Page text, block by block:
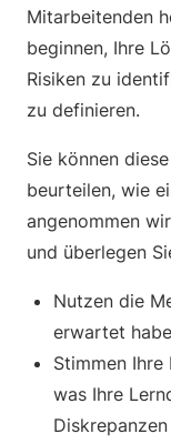
Mitarbeitenden
beginnen, Ihre
Risiken zu
zu definieren.
Sie können
beurteilen, wie
angenommen
und überlegen
Nutzen die
erwartet
Stimmen
was Ihre